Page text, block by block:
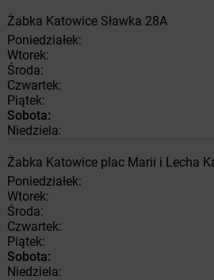
Żabka Katowice Sławka 28A
Poniedziałek:
Wtorek:
Środa:
Czwartek:
Piątek:
Sobota:
Niedziela:
Żabka Katowice plac Marii i Lecha
Poniedziałek:
Wtorek:
Środa:
Czwartek:
Piątek:
Sobota:
Niedziela: